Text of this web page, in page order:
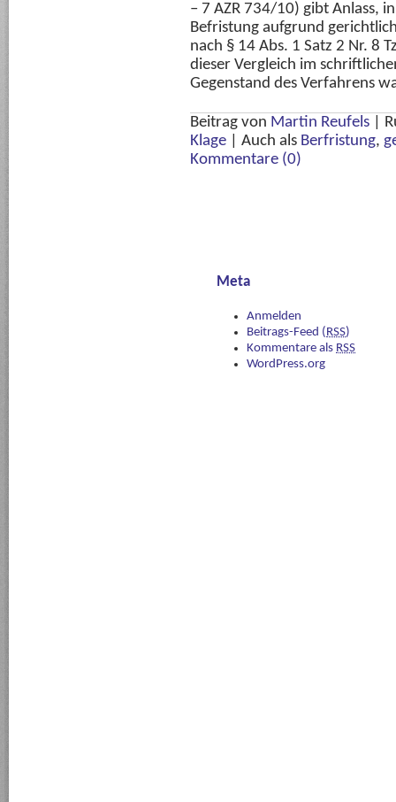
– 7 AZR 734/10) gibt Anlass,
Befristung aufgrund
nach § 14 Abs. 1 Satz 2 Nr. 8
dieser Vergleich im
Gegenstand des Verfahrens
Beitrag von Martin Reufels
Klage
Auch als Berfristung,
Kommentare (0)
Meta
Anmelden
Beitrags-Feed ( RSS)
Kommentare als RSS
WordPress.org